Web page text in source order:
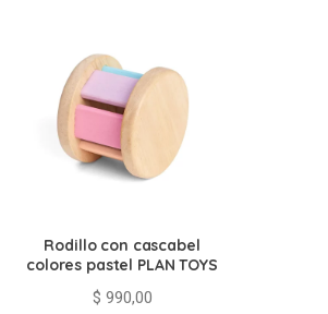
Rodillo con cascabel
colores pastel PLAN TOYS
$ 990,00